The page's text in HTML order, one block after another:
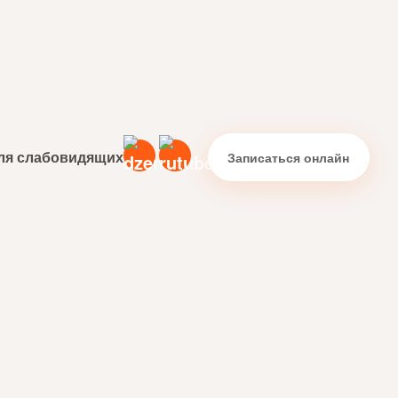
слабовидящих Записаться онлайн